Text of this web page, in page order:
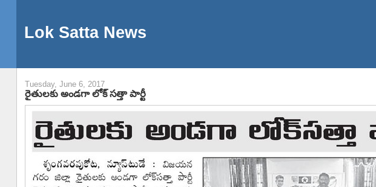
Lok Satta News
Tuesday, June 6, 2017
రైతులకు అండగా లోక్ సత్తా పార్టీ